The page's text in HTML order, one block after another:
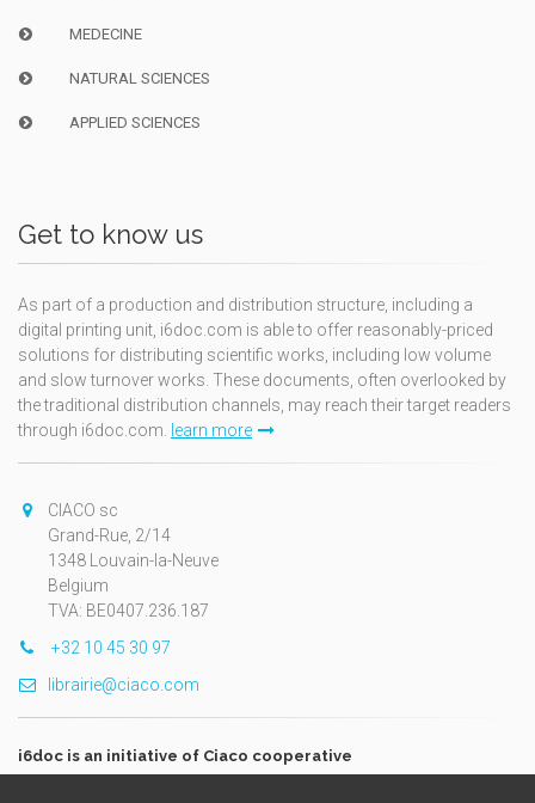
MEDECINE
NATURAL SCIENCES
APPLIED SCIENCES
Get to know us
As part of a production and distribution structure, including a
digital printing unit, i6doc.com is able to offer reasonably-priced
solutions for distributing scientific works, including low volume
and slow turnover works. These documents, often overlooked by
the traditional distribution channels, may reach their target readers
through i6doc.com.
learn more
CIACO sc
Grand-Rue, 2/14
1348 Louvain-la-Neuve
Belgium
TVA: BE0407.236.187
+32 10 45 30 97
librairie@ciaco.com
i6doc is an initiative of Ciaco cooperative